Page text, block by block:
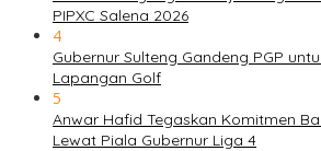
PIPXC Salena 2026
4
Gubernur Sulteng Gandeng PGP
Lapangan Golf
5
Anwar Hafid Tegaskan Komitmen
Lewat Piala Gubernur Liga 4